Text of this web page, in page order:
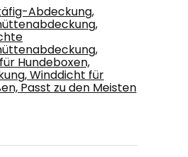
Abdeckung,
Hundeboxen,
Winddicht für
Passt zu den Meisten